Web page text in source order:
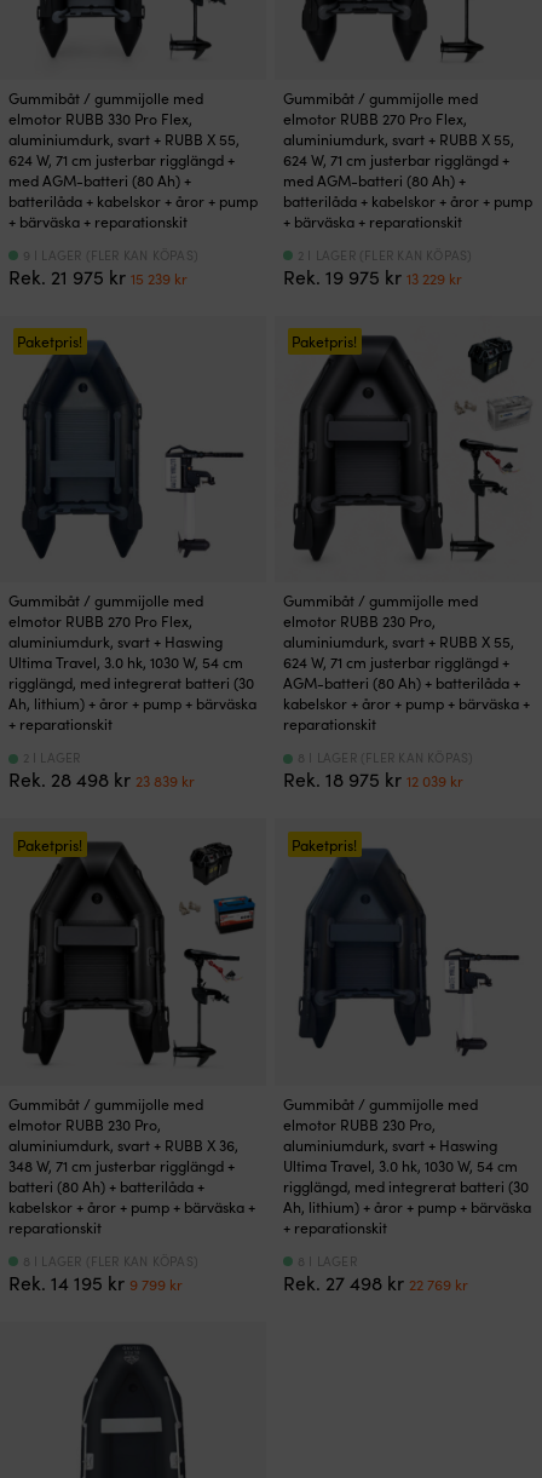
Gummibåt / gummijolle med
elmotor RUBB 330 Pro Flex,
aluminiumdurk, svart + RUBB X 55,
624 W, 71 cm justerbar rigglängd +
med AGM-batteri (80 Ah) +
batterilåda + kabelskor + åror + pump
+ bärväska + reparationskit
Rek. 21 975 krDet
975 kr.
15 239 krDet
9 I LAGER (FLER KAN KÖPAS)
Gummibåt / gummijolle med
elmotor RUBB 270 Pro Flex,
aluminiumdurk, svart + RUBB X 55,
624 W, 71 cm justerbar rigglängd +
med AGM-batteri (80 Ah) +
batterilåda + kabelskor + åror + pump
+ bärväska + reparationskit
Rek.19 975 krDet
19
975 kr.
13 229 krDet
är:
13
229 kr.
2 I LAGER (FLER KAN KÖPAS)
Paketpris!
Gummibåt / gummijolle med
elmotor RUBB 270 Pro Flex,
aluminiumdurk, svart + Haswing
Ultima Travel, 3.0 hk, 1030 W, 54 cm
rigglängd, med integrerat batteri (30
Ah, lithium) + åror + pump + bärväska
+ reparationskit
Rek. 28 498 kr Det
28
498 kr.
23 839 krDet
är:
23
839 kr.
2 I LAGER
Paketpris!
Gummibåt / gummijolle med
elmotor RUBB 230 Pro,
aluminiumdurk, svart + RUBB X 55,
624 W, 71 cm justerbar rigglängd +
AGM-batteri (80 Ah) + batterilåda +
kabelskor + åror + pump + bärväska +
reparationskit
Rek.18 975 krDet
975 kr.
12 039 krDet
8 I LAGER (FLER KAN KÖPAS)
Paketpris!
Gummibåt / gummijolle med
elmotor RUBB 230 Pro,
aluminiumdurk, svart + RUBB X 36,
348 W, 71 cm justerbar rigglängd +
batteri (80 Ah) + batterilåda +
kabelskor + åror + pump + bärväska +
reparationskit
Rek. 14 195 kr Det
var:
14
195 kr.
9 799 krDet
8 I LAGER (FLER KAN KÖPAS)
Paketpris!
Gummibåt / gummijolle med
elmotor RUBB 230 Pro,
aluminiumdurk, svart + Haswing
Ultima Travel, 3.0 hk, 1030 W, 54 cm
rigglängd, med integrerat batteri (30
Ah, lithium) + åror + pump + bärväska
+ reparationskit
Rek. 27 498 kr Det
22 769 krDet
8 I LAGER